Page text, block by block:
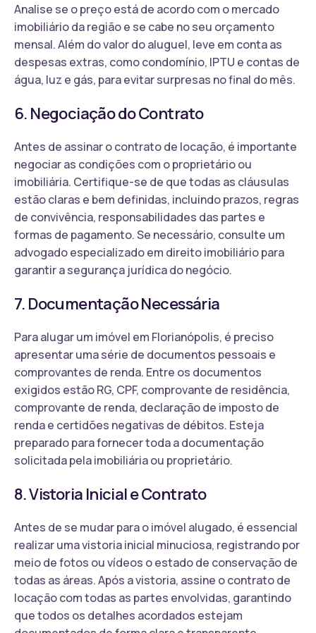
Analise se o preço está de acordo com o mercado
imobiliário da região e se cabe no seu orçamento
mensal. Além do valor do aluguel, leve em conta as
despesas extras, como condomínio, IPTU e contas de
água, luz e gás, para evitar surpresas no final do mês.
6. Negociação do Contrato
Antes de assinar o contrato de locação, é importante
negociar as condições com o proprietário ou
imobiliária. Certifique-se de que todas as cláusulas
estão claras e bem definidas, incluindo prazos, regras
de convivência, responsabilidades das partes e
formas de pagamento. Se necessário, consulte um
advogado especializado em direito imobiliário para
garantir a segurança jurídica do negócio.
7. Documentação Necessária
Para alugar um imóvel em Florianópolis, é preciso
apresentar uma série de documentos pessoais e
comprovantes de renda. Entre os documentos
exigidos estão RG, CPF, comprovante de residência,
comprovante de renda, declaração de imposto de
renda e certidões negativas de débitos. Esteja
preparado para fornecer toda a documentação
solicitada pela imobiliária ou proprietário.
8. Vistoria Inicial e Contrato
Antes de se mudar para o imóvel alugado, é essencial
realizar uma vistoria inicial minuciosa, registrando por
meio de fotos ou vídeos o estado de conservação de
todas as áreas. Após a vistoria, assine o contrato de
locação com todas as partes envolvidas, garantindo
que todos os detalhes acordados estejam